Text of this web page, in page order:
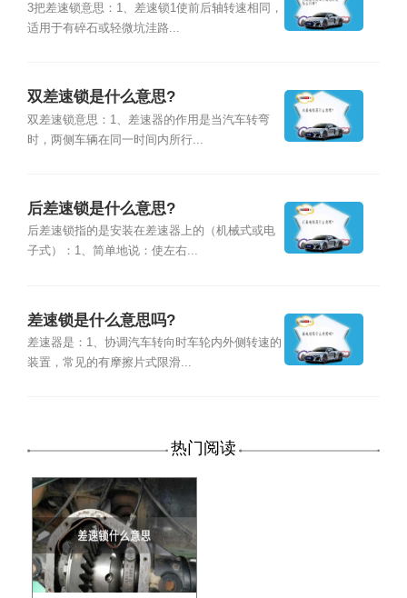
3把差速锁意思：1、差速锁1使前后轴转速相同，
适用于有碎石或轻微坑洼路...
双差速锁是什么意思?
双差速锁意思：1、差速器的作用是当汽车转弯
时，两侧车辆在同一时间内所行...
后差速锁是什么意思?
后差速锁指的是安装在差速器上的（机械式或电
子式）：1、简单地说：使左右...
差速锁是什么意思吗?
差速器是：1、协调汽车转向时车轮内外侧转速的
装置，常见的有摩擦片式限滑...
热门阅读